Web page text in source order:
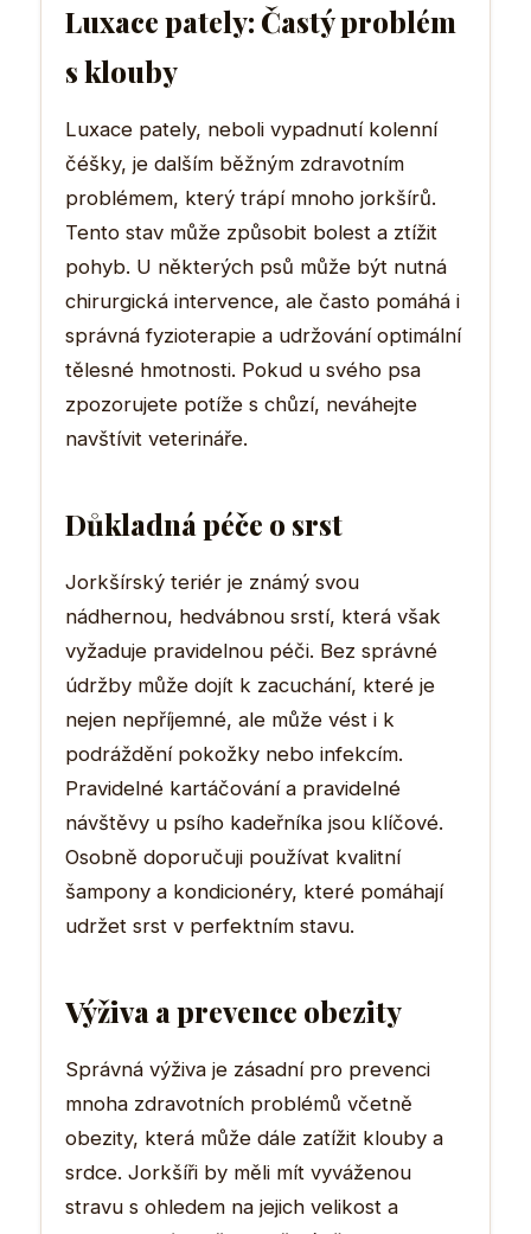
Luxace pately: Častý problém
s klouby
Luxace pately, neboli vypadnutí kolenní
čéšky, je dalším běžným zdravotním
problémem, který trápí mnoho jorkšírů.
Tento stav může způsobit bolest a ztížit
pohyb. U některých psů může být nutná
chirurgická intervence, ale často pomáhá i
správná fyzioterapie a udržování optimální
tělesné hmotnosti. Pokud u svého psa
zpozorujete potíže s chůzí, neváhejte
navštívit veterináře.
Důkladná péče o srst
Jorkšírský teriér je známý svou
nádhernou, hedvábnou srstí, která však
vyžaduje pravidelnou péči. Bez správné
údržby může dojít k zacuchání, které je
nejen nepříjemné, ale může vést i k
podráždění pokožky nebo infekcím.
Pravidelné kartáčování a pravidelné
návštěvy u psího kadeřníka jsou klíčové.
Osobně doporučuji používat kvalitní
šampony a kondicionéry, které pomáhají
udržet srst v perfektním stavu.
Výživa a prevence obezity
Správná výživa je zásadní pro prevenci
mnoha zdravotních problémů včetně
obezity, která může dále zatížit klouby a
srdce. Jorkšíři by měli mít vyváženou
stravu s ohledem na jejich velikost a